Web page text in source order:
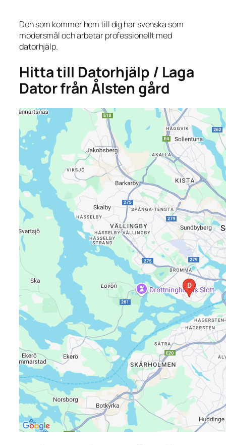
Den som kommer hem till dig har svenska som
modersmål och arbetar professionellt med
datorhjälp.
Hitta till Datorhjälp / Laga
Dator från Ålsten gård